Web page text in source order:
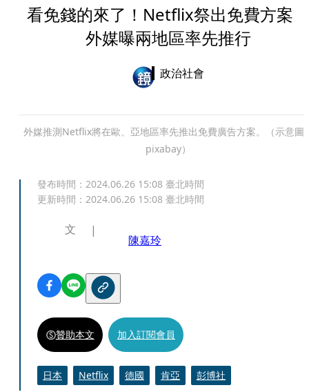
看免錢的來了！Netflix祭出免費方案
外媒曝兩地區率先推行
政治社會
外媒推測Netflix將在歐、亞地區率先推出免費廣告方案。（示意圖
pixabay）
發布時間： 2024.06.26 15:08 臺北時間
更新時間： 2024.06.26 15:08 臺北時間
文
陳嘉玲
贊助本文 加入訂閱會員
日本 Netflix 德國 肯亞 彭博社